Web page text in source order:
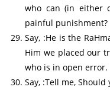
who can (in either
painful punishment?
Say, :He is the
Him we placed our
who is in open error.
Say, :Tell me,